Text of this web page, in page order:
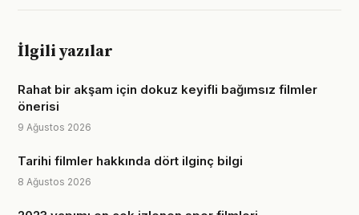
İlgili yazılar
Rahat bir akşam için dokuz keyifli bağımsız filmler
önerisi
9 Ağustos 2026
Tarihi filmler hakkında dört ilginç bilgi
8 Ağustos 2026